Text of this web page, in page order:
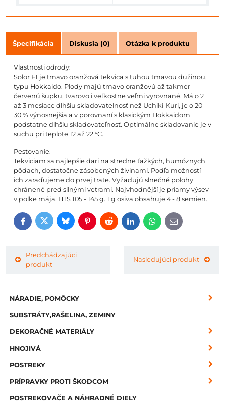
Špecifikácia Diskusia (0) Otázka k produktu
Vlastnosti odrody:
Solor F1 je tmavo oranžová tekvica s tuhou tmavou dužinou,
typu Hokkaido. Plody majú tmavo oranžovú až takmer
červenú šupku, tvarovo i veľkostne veľmi vyrovnané. Má o 2
až 3 mesiace dlhšiu skladovatelnosť než Uchiki-Kuri, je o 20 –
30 % výnosnejšia a v porovnaní s klasickým Hokkaidom
podstatne dlhšiu skladovateľnosť. Optimálne skladovanie je v
suchu pri teplote 12 až 22 °C.
Pestovanie:
Tekviciam sa najlepšie darí na stredne ťažkých, humóznych
pôdach, dostatočne zásobených živinami. Podľa možností
ich zaraďujeme do prvej trate. Vyžadujú slnečné polohy
chránené pred silnými vetrami. Najvhodnější je priamy výsev
v polke mája. HTS 105 - 145 g. 1 g osiva obsahuje 4 - 8 semien.
FacebookTwitterBlueskyPinterestRedditLinkedInWhatsApp
E-
mail
Predchádzajúci
produkt
Nasledujúci produkt
NÁRADIE, POMÔCKY
SUBSTRÁTY,RAŠELINA, ZEMINY
DEKORAČNÉ MATERIÁLY
HNOJIVÁ
POSTREKY
PRÍPRAVKY PROTI ŠKODCOM
POSTREKOVAČE A NÁHRADNÉ DIELY